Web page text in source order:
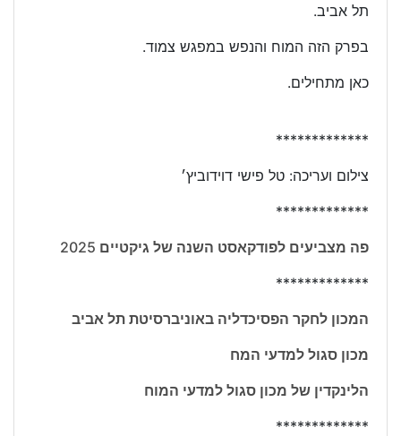
תל אביב.
בפרק הזה המוח והנפש במפגש צמוד.
כאן מתחילים.
*************
צילום ועריכה: טל פישי דוידוביץ׳
*************
פה מצביעים לפודקאסט השנה של גיקטיים 2025
*************
המכון לחקר הפסיכדליה באוניברסיטת תל אביב
מכון סגול למדעי המח
הלינקדין של מכון סגול למדעי המוח
*************